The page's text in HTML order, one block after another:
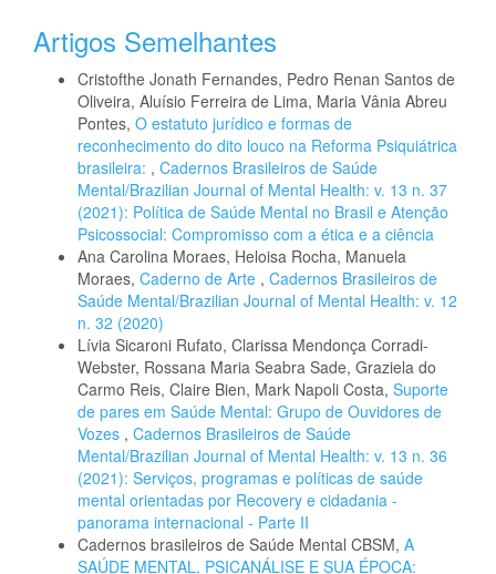
Artigos Semelhantes
Cristofthe Jonath Fernandes, Pedro Renan Santos de
Oliveira, Aluísio Ferreira de Lima, Maria Vânia Abreu
Pontes, O estatuto jurídico e formas de
reconhecimento do dito louco na Reforma Psiquiátrica
brasileira: , Cadernos Brasileiros de Saúde
Mental/Brazilian Journal of Mental Health: v. 13 n. 37
(2021): Política de Saúde Mental no Brasil e Atenção
Psicossocial: Compromisso com a ética e a ciência
Ana Carolina Moraes, Heloisa Rocha, Manuela
Moraes, Caderno de Arte , Cadernos Brasileiros de
Saúde Mental/Brazilian Journal of Mental Health: v. 12
n. 32 (2020)
Lívia Sicaroni Rufato, Clarissa Mendonça Corradi-
Webster, Rossana Maria Seabra Sade, Graziela do
Carmo Reis, Claire Bien, Mark Napoli Costa, Suporte
de pares em Saúde Mental: Grupo de Ouvidores de
Vozes , Cadernos Brasileiros de Saúde
Mental/Brazilian Journal of Mental Health: v. 13 n. 36
(2021): Serviços, programas e políticas de saúde
mental orientadas por Recovery e cidadania -
panorama internacional - Parte II
Cadernos brasileiros de Saúde Mental CBSM, A
SAÚDE MENTAL, PSICANÁLISE E SUA ÉPOCA: